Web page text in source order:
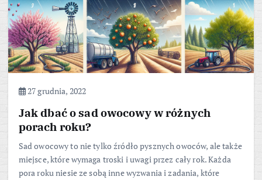
27 grudnia, 2022
Jak dbać o sad owocowy w różnych
porach roku?
Sad owocowy to nie tylko źródło pysznych owoców, ale także
miejsce, które wymaga troski i uwagi przez cały rok. Każda
pora roku niesie ze sobą inne wyzwania i zadania, które